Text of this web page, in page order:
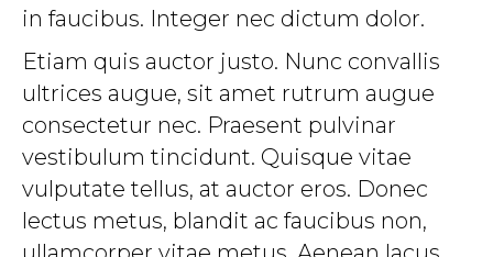
in faucibus. Integer nec dictum dolor.
Etiam quis auctor justo. Nunc convallis
ultrices augue, sit amet rutrum augue
consectetur nec. Praesent pulvinar
vestibulum tincidunt. Quisque vitae
vulputate tellus, at auctor eros. Donec
lectus metus, blandit ac faucibus non,